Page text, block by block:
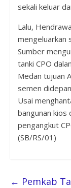
sekali keluar
Lalu,
mengeluarkan
Sumber
tanki CPO
Medan tujuan
semen
Usai
bangunan kios
pengangkut
(SB/RS/01)
← Pemkab